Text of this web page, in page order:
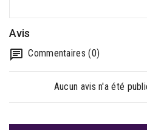
Avis
Commentaires (0)
Aucun avis n'a été